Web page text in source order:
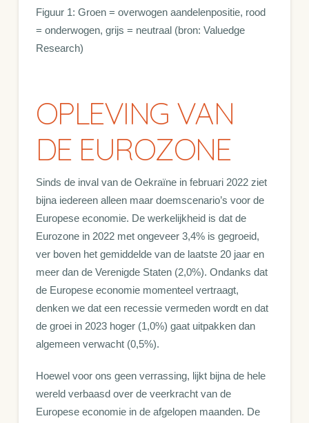
Figuur 1: Groen = overwogen aandelenpositie, rood
= onderwogen, grijs = neutraal (bron: Valuedge
Research)
OPLEVING VAN
DE EUROZONE
Sinds de inval van de Oekraïne in februari 2022 ziet
bijna iedereen alleen maar doemscenario’s voor de
Europese economie. De werkelijkheid is dat de
Eurozone in 2022 met ongeveer 3,4% is gegroeid,
ver boven het gemiddelde van de laatste 20 jaar en
meer dan de Verenigde Staten (2,0%). Ondanks dat
de Europese economie momenteel vertraagt,
denken we dat een recessie vermeden wordt en dat
de groei in 2023 hoger (1,0%) gaat uitpakken dan
algemeen verwacht (0,5%).
Hoewel voor ons geen verrassing, lijkt bijna de hele
wereld verbaasd over de veerkracht van de
Europese economie in de afgelopen maanden. De